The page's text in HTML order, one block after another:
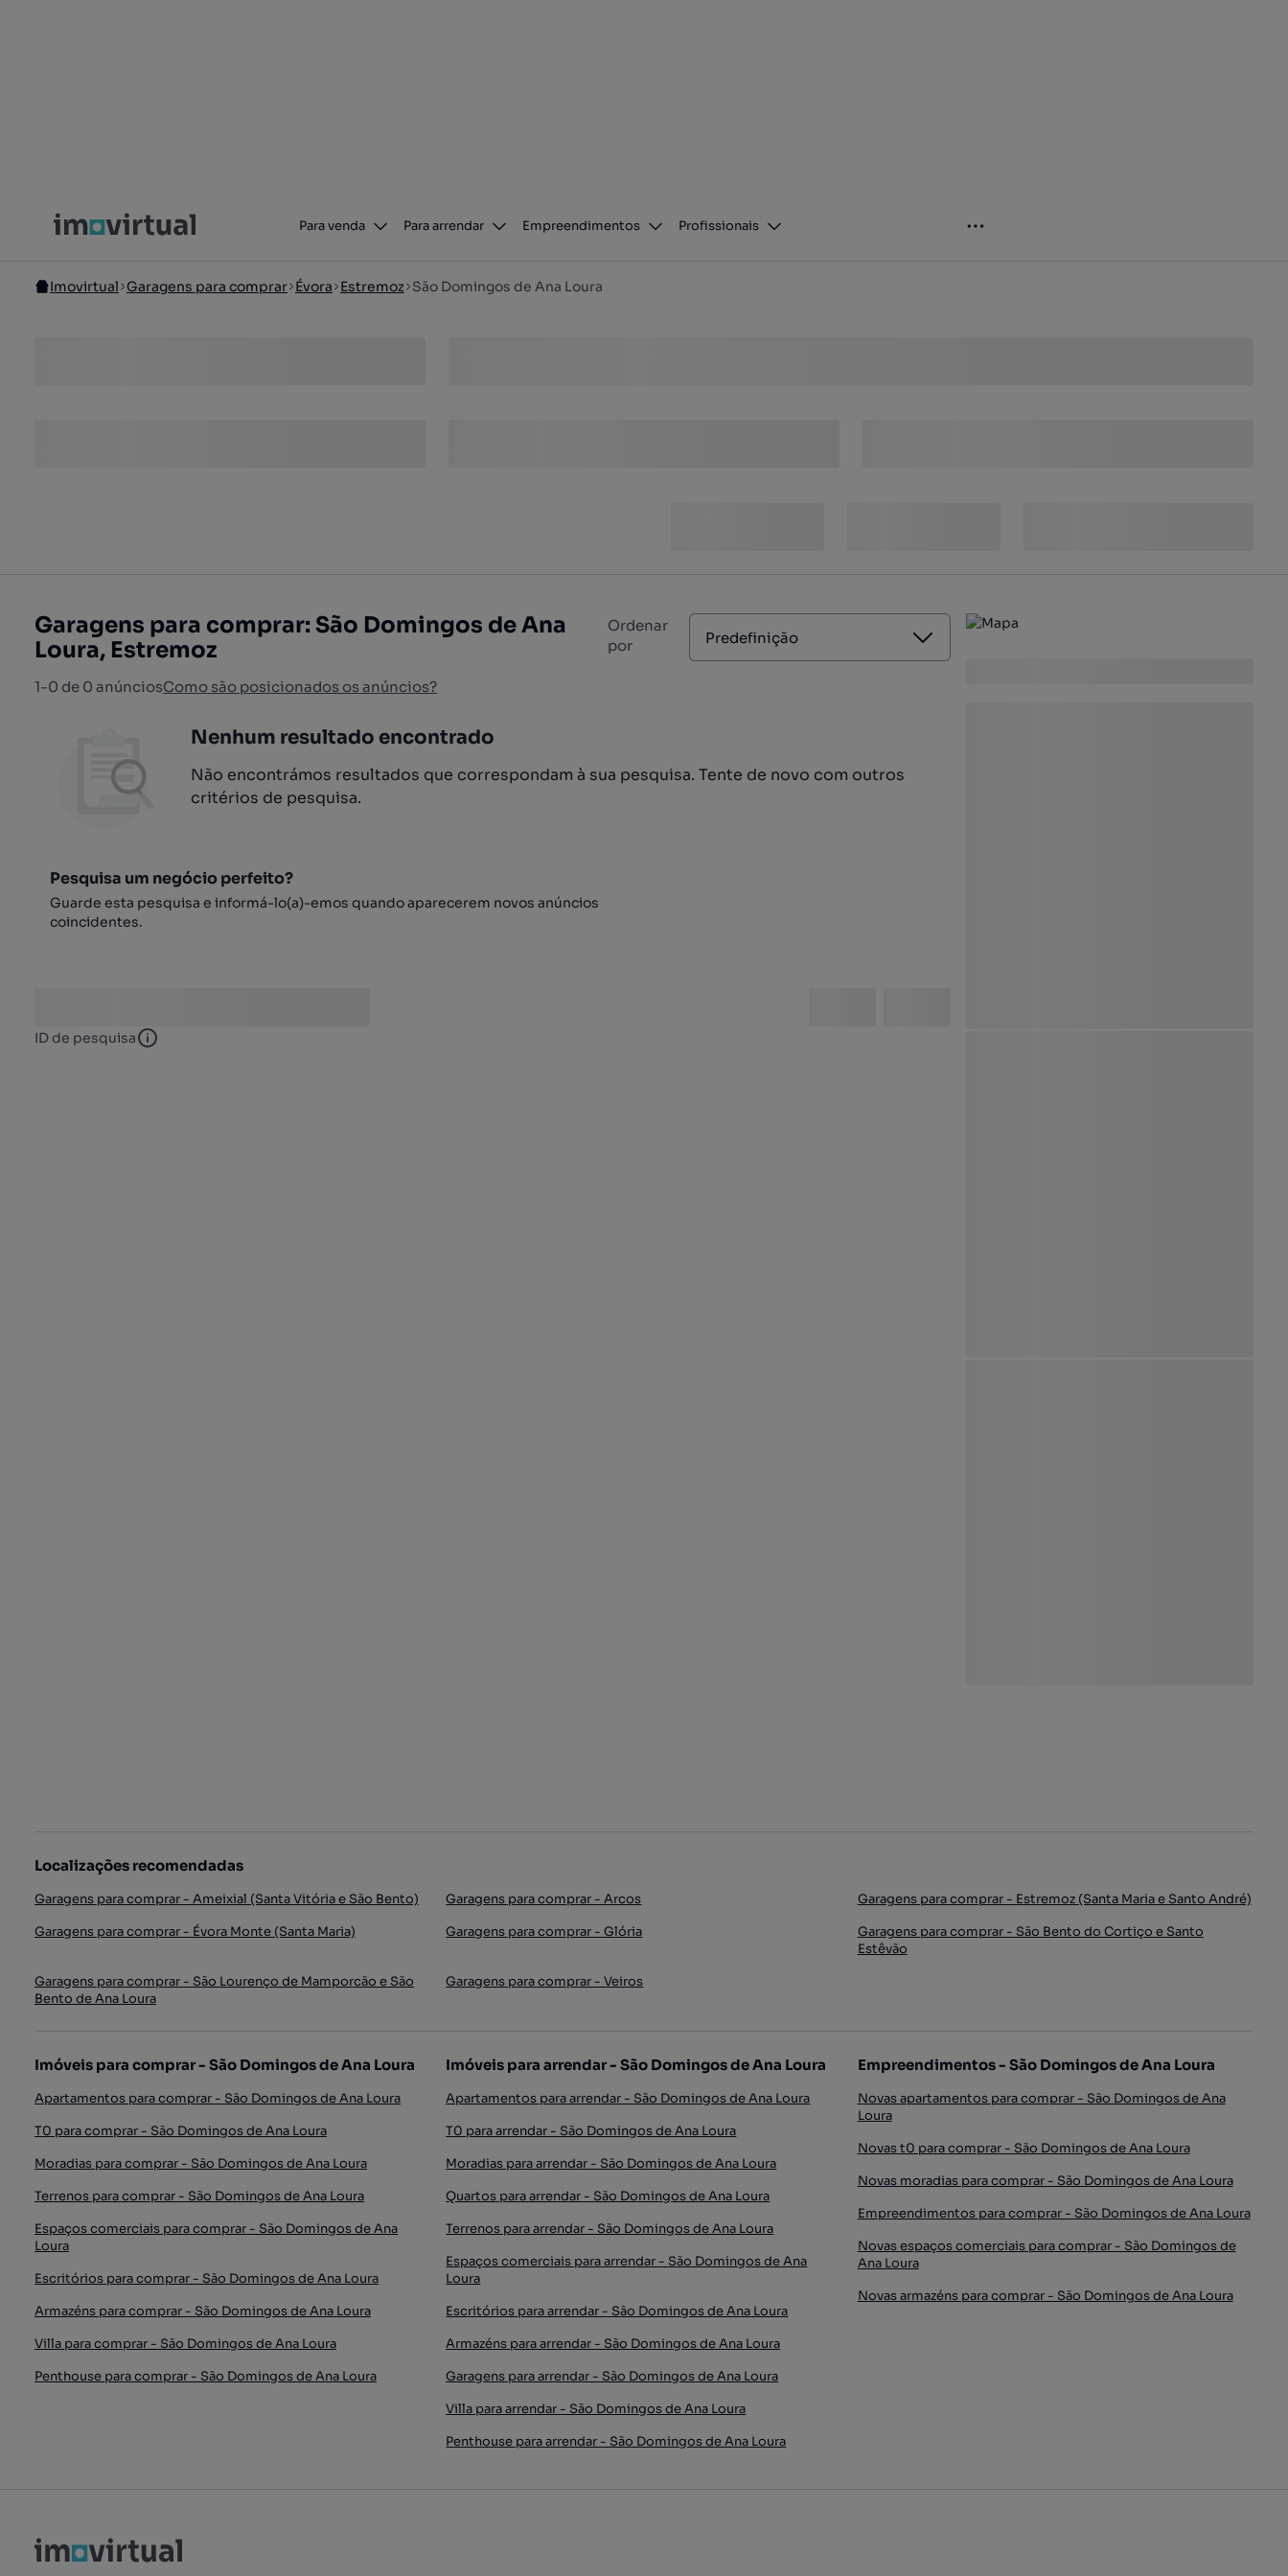
Para venda Para arrendar Empreendimentos Profissionais
Imovirtual Garagens para comprar Évora Estremoz São Domingos de Ana Loura
Garagens para comprar: São Domingos de Ana
Loura, Estremoz
1-0 de 0 anúnciosComo são posicionados os anúncios?
Ordenar
por
Predefinição
Nenhum resultado encontrado
Não encontrámos resultados que correspondam à sua pesquisa. Tente de novo com outros
critérios de pesquisa.
Pesquisa um negócio perfeito?
Guarde esta pesquisa e informá-lo(a)-emos quando aparecerem novos anúncios
coincidentes.
ID de pesquisa ID de pesquisa
Localizações recomendadas
Garagens para comprar - Ameixial (Santa Vitória e São Bento) Garagens para comprar - Arcos
Garagens para comprar - Estremoz (Santa Maria e Santo André)
Garagens para comprar - Évora Monte (Santa Maria)
Garagens para comprar - Glória
Garagens para comprar - São Bento do Cortiço e Santo
Estêvão
Garagens para comprar - São Lourenço de Mamporcão e São
Bento de Ana Loura
Garagens para comprar - Veiros
Imóveis para comprar - São Domingos de Ana Loura
Apartamentos para comprar - São Domingos de Ana Loura
T0 para comprar - São Domingos de Ana Loura
Moradias para comprar - São Domingos de Ana Loura
Terrenos para comprar - São Domingos de Ana Loura
Espaços comerciais para comprar - São Domingos de Ana
Loura
Escritórios para comprar - São Domingos de Ana Loura
Armazéns para comprar - São Domingos de Ana Loura
Villa para comprar - São Domingos de Ana Loura
Penthouse para comprar - São Domingos de Ana Loura
Imóveis para arrendar - São Domingos de Ana Loura
Apartamentos para arrendar - São Domingos de Ana Loura
T0 para arrendar - São Domingos de Ana Loura
Moradias para arrendar - São Domingos de Ana Loura
Quartos para arrendar - São Domingos de Ana Loura
Terrenos para arrendar - São Domingos de Ana Loura
Espaços comerciais para arrendar - São Domingos de Ana
Loura
Escritórios para arrendar - São Domingos de Ana Loura
Armazéns para arrendar - São Domingos de Ana Loura
Garagens para arrendar - São Domingos de Ana Loura
Villa para arrendar - São Domingos de Ana Loura
Penthouse para arrendar - São Domingos de Ana Loura
Empreendimentos - São Domingos de Ana Loura
Novas apartamentos para comprar - São Domingos de Ana
Loura
Novas t0 para comprar - São Domingos de Ana Loura
Novas moradias para comprar - São Domingos de Ana Loura
Empreendimentos para comprar - São Domingos de Ana Loura
Novas espaços comerciais para comprar - São Domingos de
Ana Loura
Novas armazéns para comprar - São Domingos de Ana Loura